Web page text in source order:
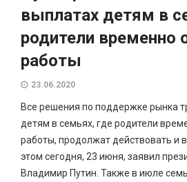
выплатах детям в
родители временно
работы
23.06.2020
Все решения по поддержке рынка
детям в семьях, где родители
работы, продолжат действовать и
этом сегодня, 23 июня, заявил
Владимир Путин. Также в июле